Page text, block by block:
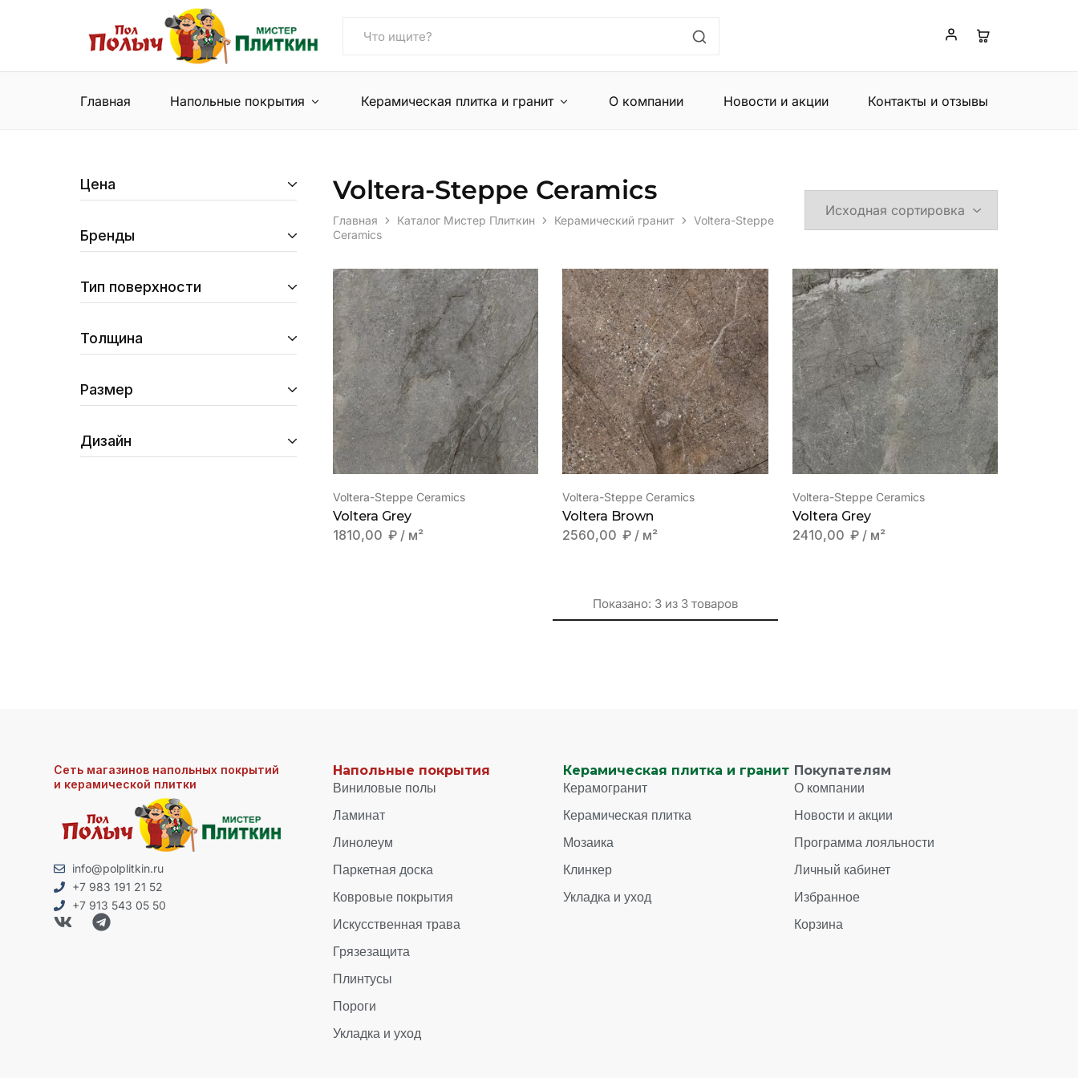
Пол
Полыч
Плиткин
Сеть
магазинов
и
керамической
Главная Напольные покрытия Керамическая плитка и гранит О компании Новости и акции Контакты и отзывы
Voltera-Steppe Ceramics
Главная Каталог Мистер Плиткин Керамический гранит
Voltera-Steppe
Ceramics
Voltera-Steppe Ceramics
Voltera Grey
1810,00 ₽ / м²
Voltera-Steppe Ceramics
Voltera Brown
2560,00 ₽ / м²
Voltera-Steppe Ceramics
Voltera Grey
2410,00 ₽ / м²
Показано: 3 из 3 товаров
Цена
Бренды
Тип поверхности
Толщина
Размер
Дизайн
Сеть магазинов напольных покрытий
и керамической плитки
info@polplitkin.ru
+7 983 191 21 52
+7 913 543 05 50
Напольные покрытия
Виниловые полы
Ламинат
Линолеум
Паркетная доска
Ковровые покрытия
Искусственная трава
Грязезащита
Плинтусы
Пороги
Укладка и уход
Керамическая плитка и гранит
Керамогранит
Керамическая плитка
Мозаика
Клинкер
Укладка и уход
Покупателям
О компании
Новости и акции
Программа лояльности
Личный кабинет
Избранное
Корзина